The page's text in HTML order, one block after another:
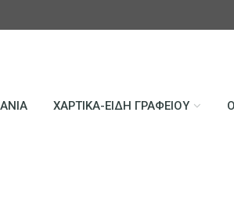
ΧΑΡΤΙΚΆ-ΕΊΔΗ ΓΡΑΦΕΊΟΥ